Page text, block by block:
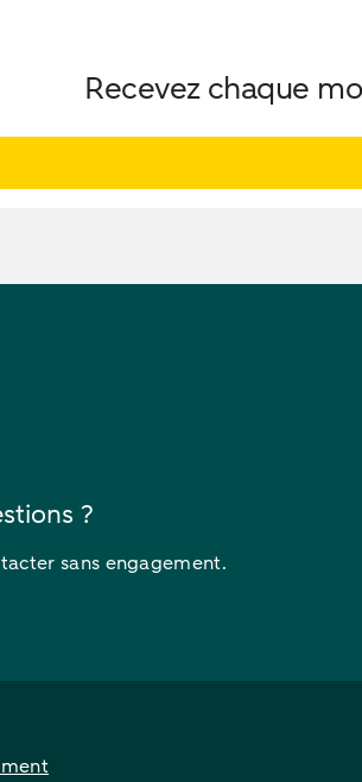
Recevez chaque
?
sans engagement.